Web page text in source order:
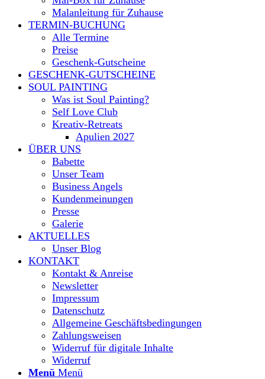
Malanleitung für Zuhause
TERMIN-BUCHUNG
Alle Termine
Preise
Geschenk-Gutscheine
GESCHENK-GUTSCHEINE
SOUL PAINTING
Was ist Soul Painting?
Self Love Club
Kreativ-Retreats
Apulien 2027
ÜBER UNS
Babette
Unser Team
Business Angels
Kundenmeinungen
Presse
Galerie
AKTUELLES
Unser Blog
KONTAKT
Kontakt & Anreise
Newsletter
Impressum
Datenschutz
Allgemeine Geschäftsbedingungen
Zahlungsweisen
Widerruf für digitale Inhalte
Widerruf
Menü Menü